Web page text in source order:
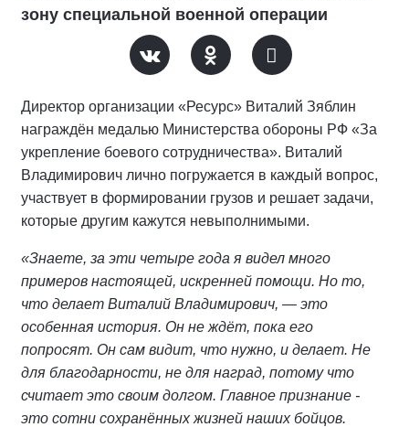
зону специальной военной операции
Директор организации «Ресурс» Виталий Зяблин
награждён медалью Министерства обороны РФ «За
укрепление боевого сотрудничества». Виталий
Владимирович лично погружается в каждый вопрос,
участвует в формировании грузов и решает задачи,
которые другим кажутся невыполнимыми.
«Знаете, за эти четыре года я видел много
примеров настоящей, искренней помощи. Но то,
что делает Виталий Владимирович, — это
особенная история. Он не ждёт, пока его
попросят. Он сам видит, что нужно, и делает. Не
для благодарности, не для наград, потому что
считает это своим долгом. Главное признание -
это сотни сохранённых жизней наших бойцов.